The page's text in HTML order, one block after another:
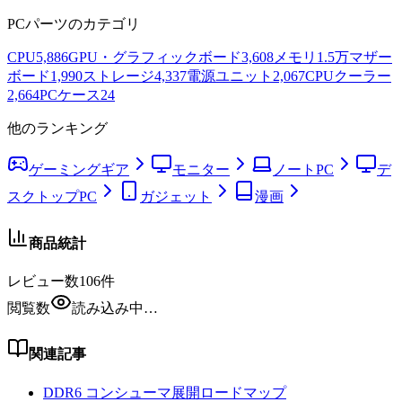
PCパーツのカテゴリ
CPU5,886GPU・グラフィックボード3,608メモリ 1.5万マザー
ボード1,990ストレージ4,337電源ユニット 2,067CPUクーラー
2,664PCケース24
他のランキング
ゲーミングギア モニター ノートPC
デ
スクトップPC
ガジェット 漫画
商品統計
レビュー数106件
閲覧数
読み込み中…
関連記事
DDR6 コンシューマ展開ロードマップ